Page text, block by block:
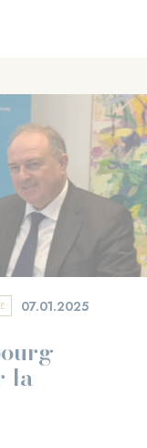
07.01.2025
la